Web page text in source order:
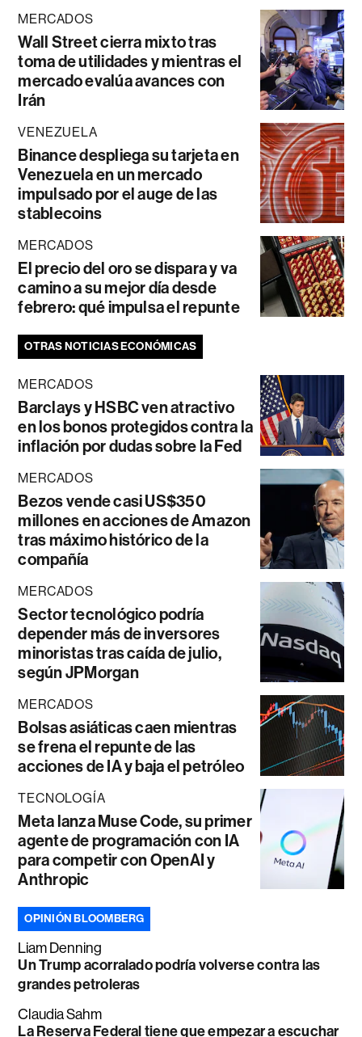
MERCADOS
Wall Street cierra mixto tras
toma de utilidades y mientras el
mercado evalúa avances con
Irán
VENEZUELA
Binance despliega su tarjeta en
Venezuela en un mercado
impulsado por el auge de las
stablecoins
MERCADOS
El precio del oro se dispara y va
camino a su mejor día desde
febrero: qué impulsa el repunte
OTRAS NOTICIAS ECONÓMICAS
MERCADOS
Barclays y HSBC ven atractivo
en los bonos protegidos contra la
inflación por dudas sobre la Fed
MERCADOS
Bezos vende casi US$350
millones en acciones de Amazon
tras máximo histórico de la
compañía
MERCADOS
Sector tecnológico podría
depender más de inversores
minoristas tras caída de julio,
según JPMorgan
MERCADOS
Bolsas asiáticas caen mientras
se frena el repunte de las
acciones de IA y baja el petróleo
TECNOLOGÍA
Meta lanza Muse Code, su primer
agente de programación con IA
para competir con OpenAI y
Anthropic
OPINIÓN BLOOMBERG
Liam Denning
Un Trump acorralado podría volverse contra las
grandes petroleras
Claudia Sahm
La Reserva Federal tiene que empezar a escuchar